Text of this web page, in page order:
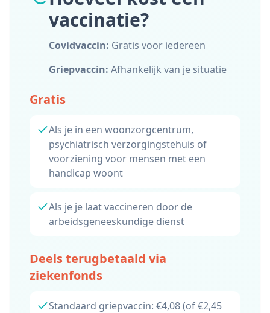
vaccinatie?
Covidvaccin: Gratis voor iedereen
Griepvaccin: Afhankelijk van je situatie
Gratis
Als je in een woonzorgcentrum,
psychiatrisch verzorgingstehuis of
voorziening voor mensen met een
handicap woont
Als je je laat vaccineren door de
arbeidsgeneeskundige dienst
Deels terugbetaald via
ziekenfonds
Standaard griepvaccin: €4,08 (of €2,45